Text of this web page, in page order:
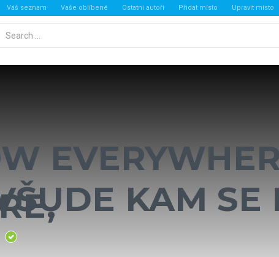
Váš seznam Vaše oblíbené Ostatni autoři Přidat místo Upravit místo
míst
KAM SE